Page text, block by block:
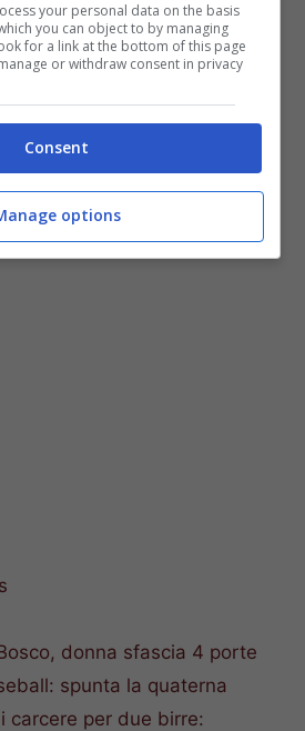
un complesso storico-
da valorizzare. Il
è fallito e prima si accetta
della riqualificazione
donna sfascia 4 porte
spunta la quaterna
carcere per due birre:
your personal data on the basis
you can object to by managing
for a link at the bottom of this page
or withdraw consent in privacy
Consent
options